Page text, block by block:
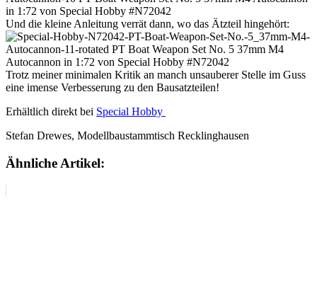
Und die kleine Anleitung verrät dann, wo das Ätzteil hingehört:
Trotz meiner minimalen Kritik an manch unsauberer Stelle im Guss
eine imense Verbesserung zu den Bausatzteilen!
Erhältlich direkt bei Special Hobby
Stefan Drewes, Modellbaustammtisch Recklinghausen
Ähnliche Artikel: